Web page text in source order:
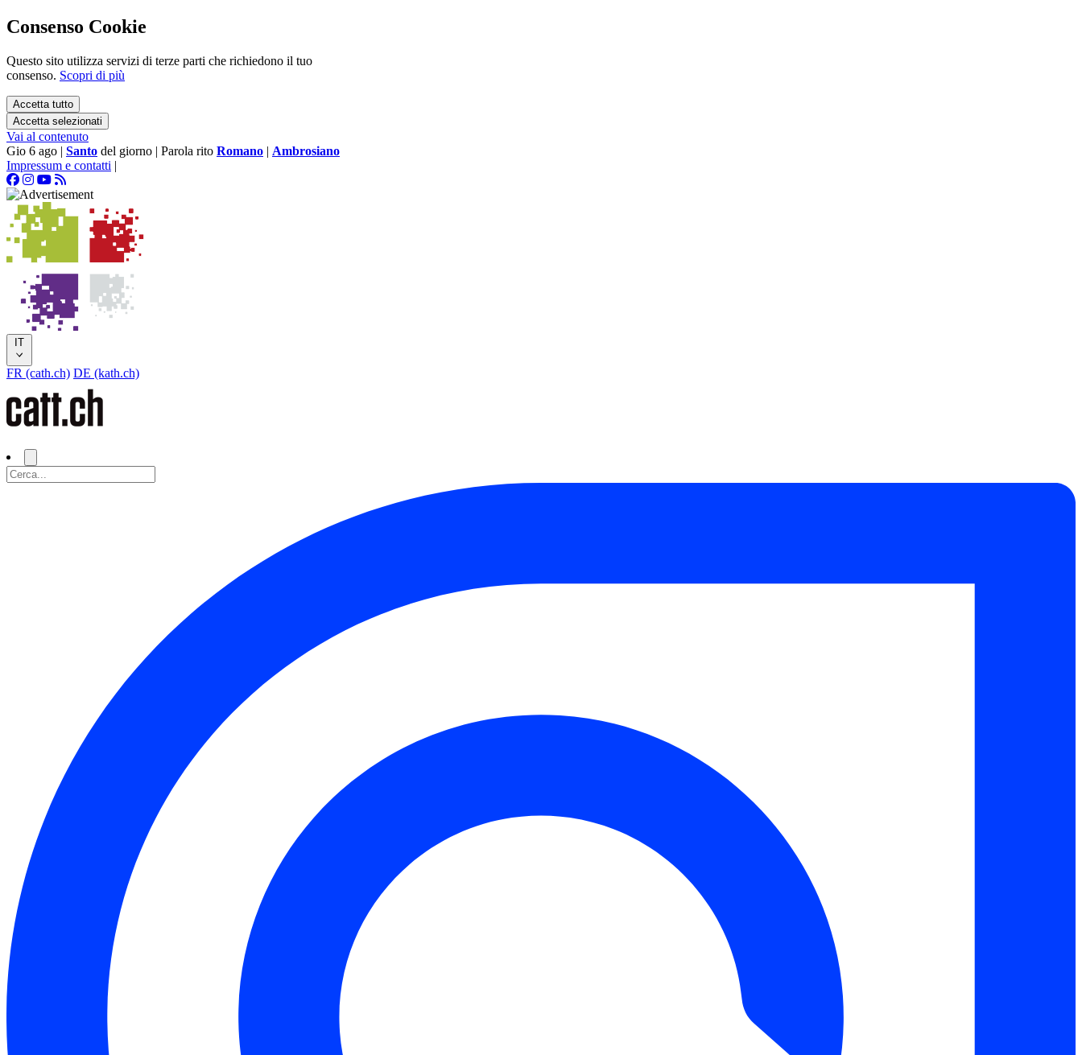
Consenso Cookie
Questo sito utilizza servizi di terze parti che richiedono il tuo
consenso. Scopri di più
Accetta tutto
Accetta selezionati
Vai al contenuto
Gio 6 ago | Santo del giorno | Parola rito Romano | Ambrosiano
Impressum e contatti |
IT
FR (cath.ch) DE (kath.ch)